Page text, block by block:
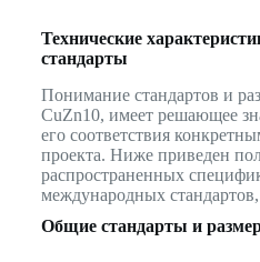
Технические
стандарты
Понимание стандартов и
CuZn10, имеет решающее
его соответствия
проекта. Ниже приведен
распространенных
международных
Общие стандарты и